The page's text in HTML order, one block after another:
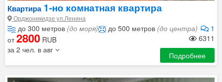
Квартира1-но комнатная квартира
Орджоникидзе ул.Ленина
до 300 метров (до моря) 1
до 500 метров (до центра)
6311
от2800 RUB
за 2 чел. в авг
Подробнее